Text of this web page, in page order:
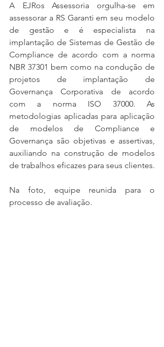
A EJRos Assessoria orgulha-se em
assessorar a RS Garanti em seu modelo
de gestão e é especialista na
implantação de Sistemas de Gestão de
Compliance de acordo com a norma
NBR 37301 bem como na condução de
projetos de implantação de
Governança Corporativa de acordo
com a norma ISO 37000. As
metodologias aplicadas para aplicação
de modelos de Compliance e
Governança são objetivas e assertivas,
auxiliando na construção de modelos
de trabalhos eficazes para seus clientes.
Na foto, equipe reunida para o
processo de avaliação.